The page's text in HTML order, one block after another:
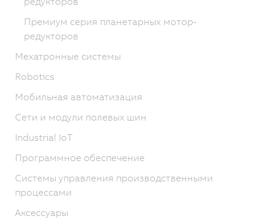
Премиум серия планетарных мотор-
редукторов
Мехатронные системы
Robotics
Мобильная автоматизация
Сети и модули полевых шин
Industrial IoT
Программное обеспечение
Системы управления производственными
процессами
Аксессуары